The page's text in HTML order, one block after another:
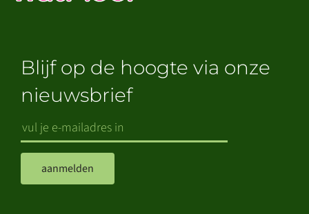
Blijf op de hoogte via onze
nieuwsbrief
aanmelden